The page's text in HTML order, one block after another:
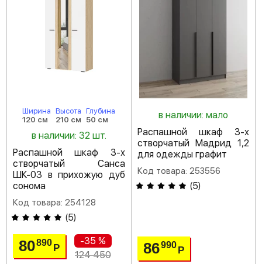
Ширина
120 см
Высота
210 см
Глубина
50 см
в наличии: 32 шт.
Распашной шкаф 3-х
створчатый Санса
ШК-03 в прихожую дуб
сонома
Код товара: 254128
(5)
80890Р
-35 %
124 450
в наличии: мало
Распашной шкаф 3-х
створчатый Мадрид 1,2
для одежды графит
Код товара: 253556
(5)
86990 Р